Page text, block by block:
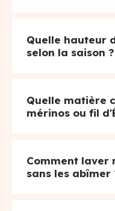
Quelle hauteur
selon la saison ?
Quelle matière
mérinos ou fil
Comment laver
sans les abîmer